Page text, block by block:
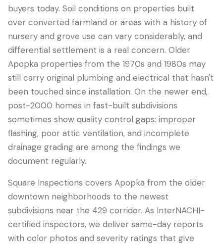
buyers today. Soil conditions on properties built
over converted farmland or areas with a history of
nursery and grove use can vary considerably, and
differential settlement is a real concern. Older
Apopka properties from the 1970s and 1980s may
still carry original plumbing and electrical that hasn't
been touched since installation. On the newer end,
post-2000 homes in fast-built subdivisions
sometimes show quality control gaps: improper
flashing, poor attic ventilation, and incomplete
drainage grading are among the findings we
document regularly.
Square Inspections covers Apopka from the older
downtown neighborhoods to the newest
subdivisions near the 429 corridor. As InterNACHI-
certified inspectors, we deliver same-day reports
with color photos and severity ratings that give